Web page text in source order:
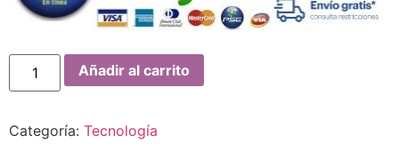
Añadir al carrito
Categoría: Tecnología